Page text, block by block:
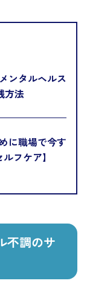
ンタルヘルス
方法
に職場で今す
フケア】
不調のサ